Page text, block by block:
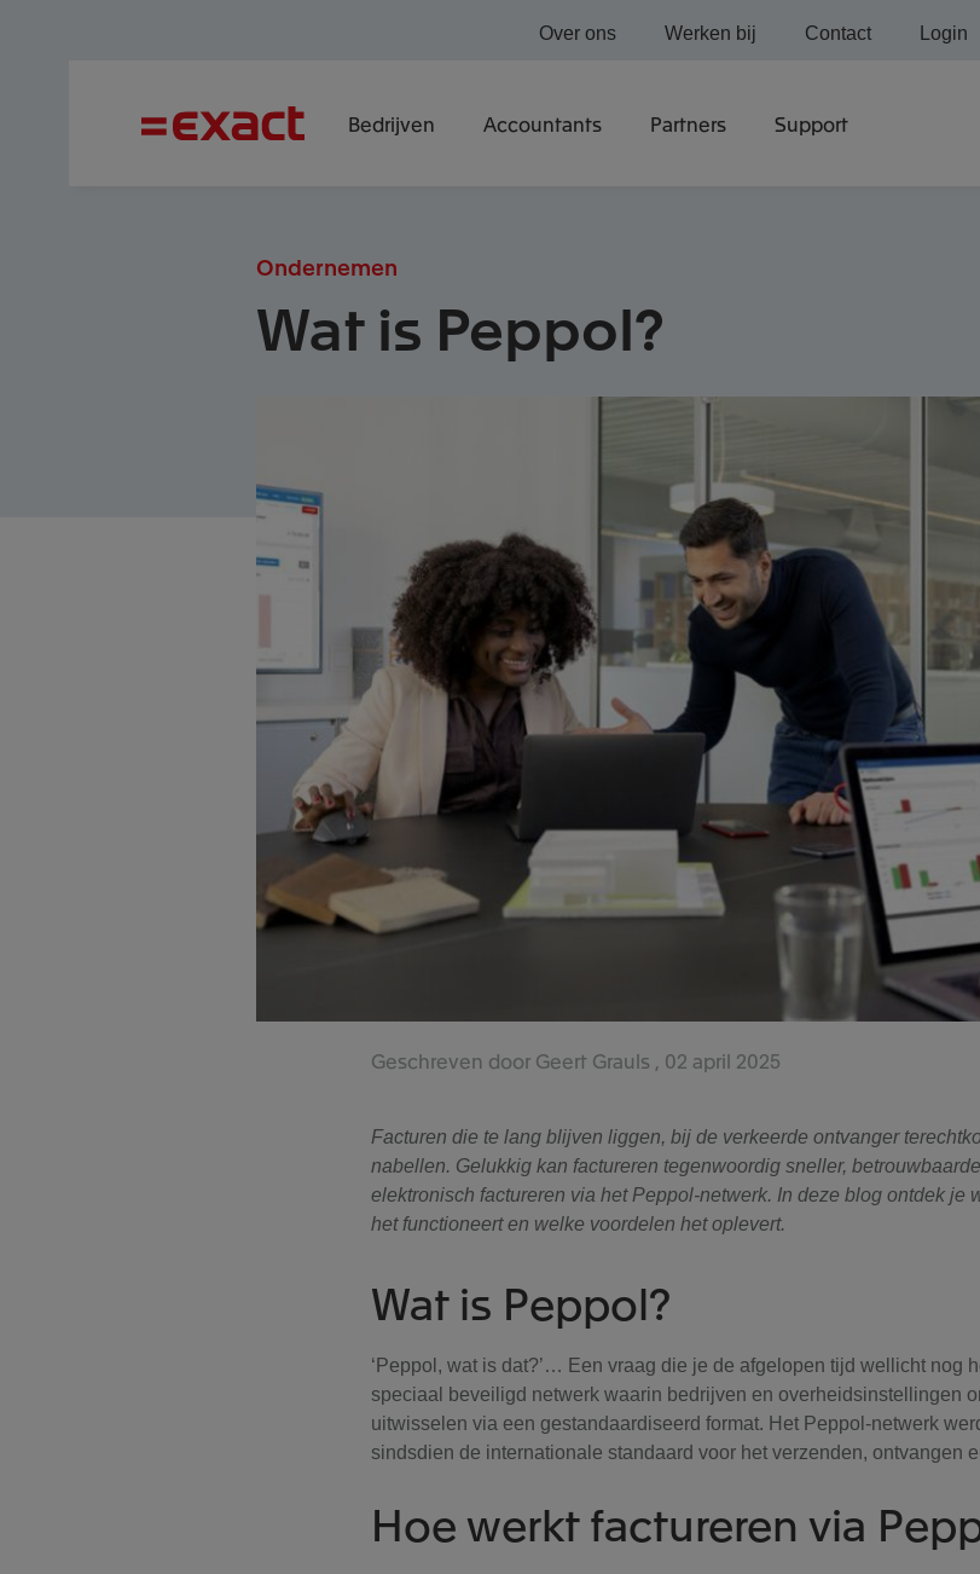
Bedrijven Accountants Partners Support
Over ons Werken bij Contact Login
Ondernemen
Wat is Peppol?
Geschreven door Geert Grauls 02 april 2025
Facturen die te lang blijven liggen, bij de verkeerde ontvanger
nabellen. Gelukkig kan factureren tegenwoordig sneller,
elektronisch factureren via het Peppol-netwerk. In deze blog ontdek je
het functioneert en welke voordelen het oplevert.
Wat is Peppol?
‘Peppol, wat is dat?’… Een vraag die je de afgelopen tijd wellicht nog
speciaal beveiligd netwerk waarin bedrijven en overheidsinstellingen
uitwisselen via een gestandaardiseerd format. Het Peppol-netwerk
sindsdien de internationale standaard voor het verzenden, ontvangen
Hoe werkt factureren via